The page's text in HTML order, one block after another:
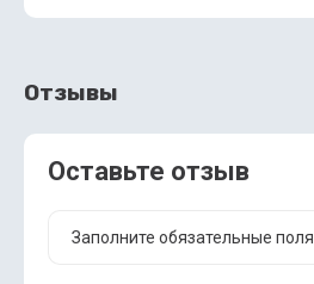
Отзывы
Оставьте отзыв
Заполните обязательные поля